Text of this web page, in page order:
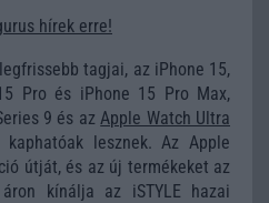
hírek erre!
tagjai, az iPhone 15,
Pro és iPhone 15 Pro Max,
9 és az Apple Watch Ultra
lesznek. Az Apple
útját, és az új termékeket az
kínálja az iSTYLE hazai